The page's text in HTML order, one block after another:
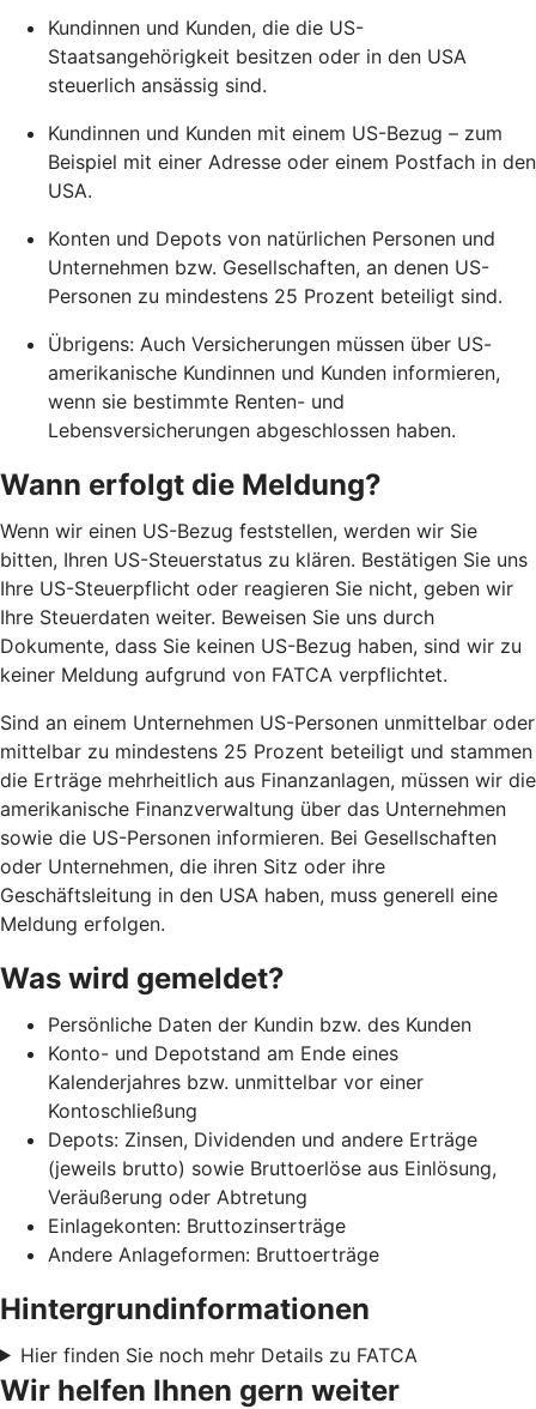
Kundinnen und Kunden, die die US-
Staatsangehörigkeit besitzen oder in den USA
steuerlich ansässig sind.
Kundinnen und Kunden mit einem US-Bezug – zum
Beispiel mit einer Adresse oder einem Postfach in den
USA.
Konten und Depots von natürlichen Personen und
Unternehmen bzw. Gesellschaften, an denen US-
Personen zu mindestens 25 Prozent beteiligt sind.
Übrigens: Auch Versicherungen müssen über US-
amerikanische Kundinnen und Kunden informieren,
wenn sie bestimmte Renten- und
Lebensversicherungen abgeschlossen haben.
Wann erfolgt die Meldung?
Wenn wir einen US-Bezug feststellen, werden wir Sie
bitten, Ihren US-Steuerstatus zu klären. Bestätigen Sie uns
Ihre US-Steuerpflicht oder reagieren Sie nicht, geben wir
Ihre Steuerdaten weiter. Beweisen Sie uns durch
Dokumente, dass Sie keinen US-Bezug haben, sind wir zu
keiner Meldung aufgrund von FATCA verpflichtet.
Sind an einem Unternehmen US-Personen unmittelbar oder
mittelbar zu mindestens 25 Prozent beteiligt und stammen
die Erträge mehrheitlich aus Finanzanlagen, müssen wir die
amerikanische Finanzverwaltung über das Unternehmen
sowie die US-Personen informieren. Bei Gesellschaften
oder Unternehmen, die ihren Sitz oder ihre
Geschäftsleitung in den USA haben, muss generell eine
Meldung erfolgen.
Was wird gemeldet?
Persönliche Daten der Kundin bzw. des Kunden
Konto- und Depotstand am Ende eines
Kalenderjahres bzw. unmittelbar vor einer
Kontoschließung
Depots: Zinsen, Dividenden und andere Erträge
(jeweils brutto) sowie Bruttoerlöse aus Einlösung,
Veräußerung oder Abtretung
Einlagekonten: Bruttozinserträge
Andere Anlageformen: Bruttoerträge
Hintergrundinformationen
Hier finden Sie noch mehr Details zu FATCA
Wir helfen Ihnen gern weiter